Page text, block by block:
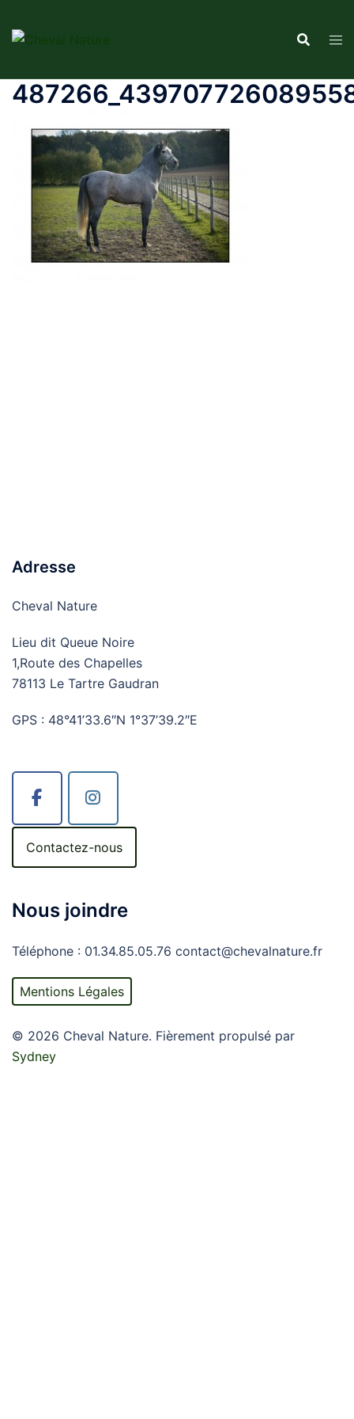
au
Adresse
Cheval Nature
Lieu dit Queue Noire
1,Route des Chapelles
78113 Le Tartre Gaudran
GPS : 48°41’33.6″N 1°37’39.2″E
Contactez-nous
Nous joindre
Téléphone : 01.34.85.05.76 contact@chevalnature.fr
Mentions Légales
© 2026 Cheval Nature. Fièrement propulsé par
Sydney